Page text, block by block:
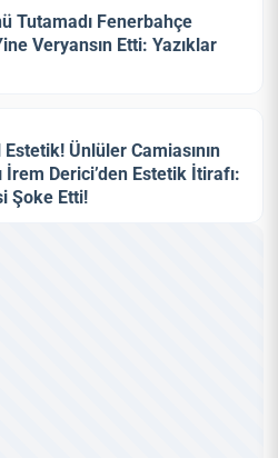
Tutamadı Fenerbahçe
Veryansın Etti: Yazıklar
Ünlüler Camiasının
İrem Derici’den Estetik İtirafı:
Şoke Etti!